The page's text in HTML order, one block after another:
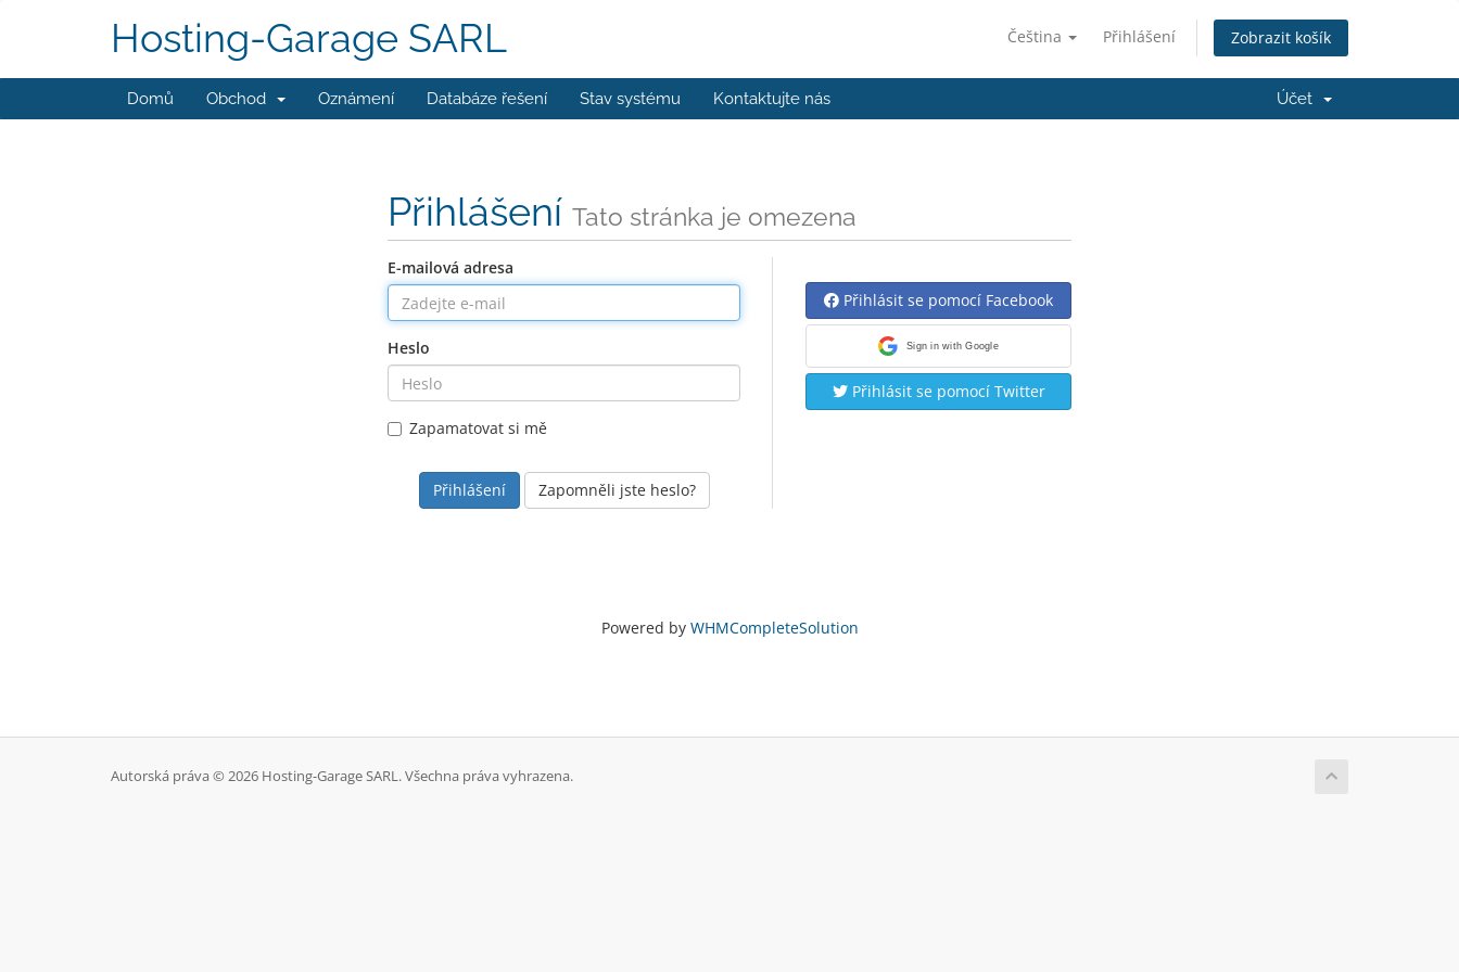
Čeština Přihlášení Zobrazit košík
Hosting-Garage SARL
Domů Obchod Oznámení Databáze řešení Stav systému Kontaktujte nás Účet
Přihlášení Tato stránka je omezena
E-mailová adresa
Heslo
Zapamatovat si mě
Zapomněli jste heslo?
Přihlásit se pomocí Facebook
Sign in with Google
Přihlásit se pomocí Twitter
Powered by WHMCompleteSolution
Autorská práva © 2026 Hosting-Garage SARL. Všechna práva vyhrazena.